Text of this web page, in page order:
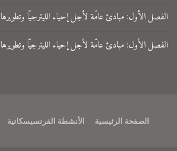
الفصل الأول: مبادئ عامّة لأجل إحياء الليترجيّا وتطويرها
الفصل الأول: مبادئ عامّة لأجل إحياء الليترجيّا وتطويرها
الصفحة الرئيسية الأنشطة الفرنسيسكانية